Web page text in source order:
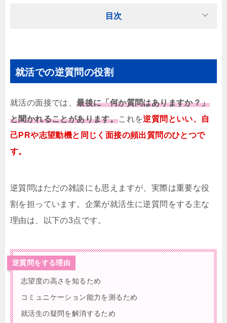
目次
就活での逆質問の役割
就活の面接では、最後に「何か質問はありますか？」
と聞かれることがあります。これを逆質問といい、自
己PRや志望動機と同じく面接の頻出質問のひとつで
す。
逆質問はただの雑談にも思えますが、実際は重要な役
割を担っています。企業が就活生に逆質問をする主な
理由は、以下の3点です。
逆質問をする理由
志望度の高さを知るため
コミュニケーション能力を測るため
就活生の疑問を解消するため